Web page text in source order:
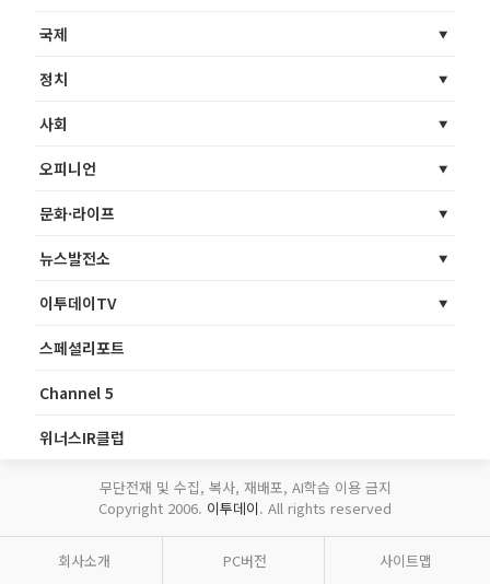
국제
정치
사회
오피니언
문화·라이프
뉴스발전소
이투데이TV
스페셜리포트
Channel 5
위너스IR클럽
무단전재 및 수집, 복사, 재배포, AI학습 이용 금지
Copyright 2006. 이투데이. All rights reserved
회사소개 PC버전 사이트맵